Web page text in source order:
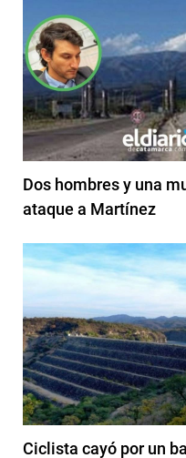
Dos hombres y una
ataque a Martínez
Ciclista cayó por un